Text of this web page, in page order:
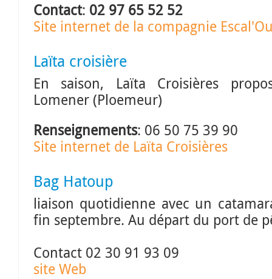
Contact: 02 97 65 52 52
Site internet de la compagnie
Laïta croisière
En saison, Laïta Croisières
Lomener (Ploemeur)
Renseignements: 06 50 75 39 90
Site internet de Laïta Croisières
Bag Hatoup
liaison quotidienne avec un
fin septembre. Au départ du port de
Contact 02 30 91 93 09
site Web